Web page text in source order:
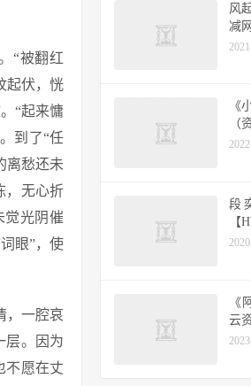
“被翻红
起伏，恍
“起来慵
到了“任
离愁还未
，无心折
觉光阴催
眼”，使
，一腔哀
层。因为
不愿在丈
风
减
《
（
段
【
《
云